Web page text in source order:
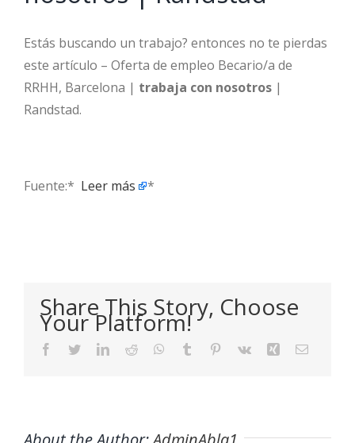
Estás buscando un trabajo? entonces no te pierdas
este artículo – Oferta de empleo Becario/a de
RRHH, Barcelona | trabaja con nosotros |
Randstad.
Fuente:* ​ Leer más *
Share This Story, Choose
Your Platform!
Facebook
TwitterLinkedIn
Reddit WhatsApp
Tumblr Pinterest
Vk Xing Email